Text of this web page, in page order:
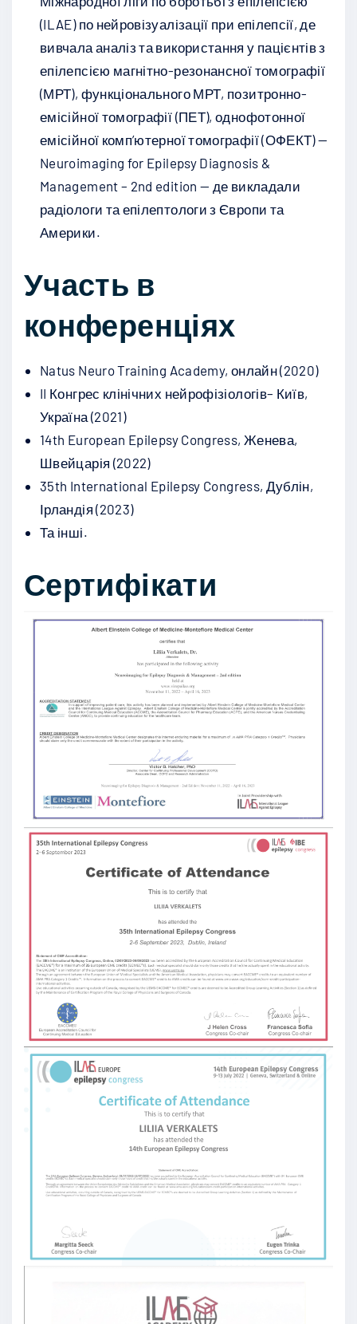
(ILAE) по нейровізуалізації при епілепсії, де
вивчала аналіз та використання у пацієнтів з
епілепсією магнітно-резонансної томографії
(МРТ), функціонального МРТ, позитронно-
емісійної томографії (ПЕТ), однофотонної
емісійної комп’ютерної томографії (ОФЕКТ) —
Neuroimaging for Epilepsy Diagnosis &
Management – 2nd edition — де викладали
радіологи та епілептологи з Європи та
Америки.
Участь в
конференціях
Natus Neuro Training Academy, онлайн (2020)
II Конгрес клінічних нейрофізіологів– Київ,
Україна (2021)
14th European Epilepsy Congress, Женева,
Швейцарія (2022)
35th International Epilepsy Congress, Дублін,
Ірландія (2023)
Та інші.
Сертифікати